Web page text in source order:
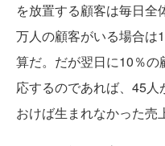
を放置する顧客は毎日全
万人の顧客がいる場合は
算だ。だが翌日に10％
応するのであれば、45
おけば生まれなかった売